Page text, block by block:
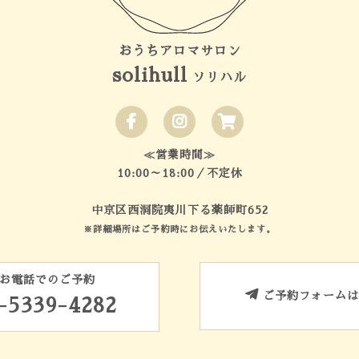
おうちアロマサロン
solihull ソリハル
≪営業時間≫
10:00～18:00／不定休
中京区西洞院夷川下る薬師町652
※詳細場所はご予約時にお伝えいたします。
電話でのご予約
5339-4282 ご予約フォーム